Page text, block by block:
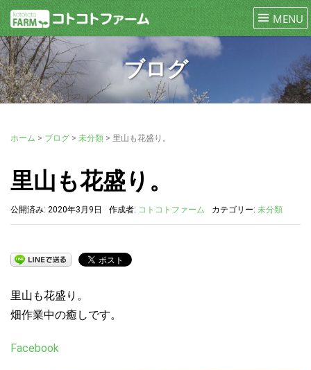
ブログ
ホーム > ブログ > 未分類 > 里山も花盛り。
里山も花盛り。
公開済み: 2020年3月9日 作成者: コトコトファーム カテゴリー: 未分類
里山も花盛り。
畑作業中の癒しです。
Facebook